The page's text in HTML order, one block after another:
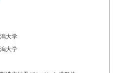
大学
大学